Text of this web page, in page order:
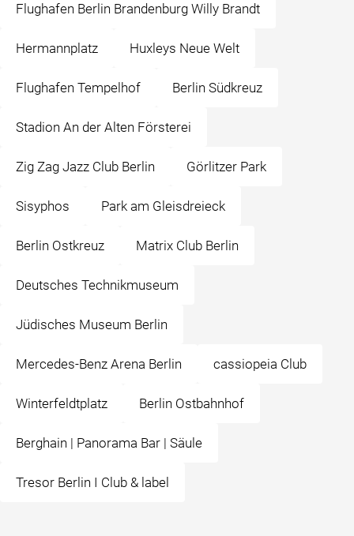
Flughafen Berlin Brandenburg Willy Brandt
Hermannplatz Huxleys Neue Welt
Flughafen Tempelhof Berlin Südkreuz
Stadion An der Alten Försterei
Zig Zag Jazz Club Berlin Görlitzer Park
Sisyphos Park am Gleisdreieck
Berlin Ostkreuz Matrix Club Berlin
Deutsches Technikmuseum
Jüdisches Museum Berlin
Mercedes-Benz Arena Berlin cassiopeia Club
Winterfeldtplatz Berlin Ostbahnhof
Berghain | Panorama Bar | Säule
Tresor Berlin I Club & label